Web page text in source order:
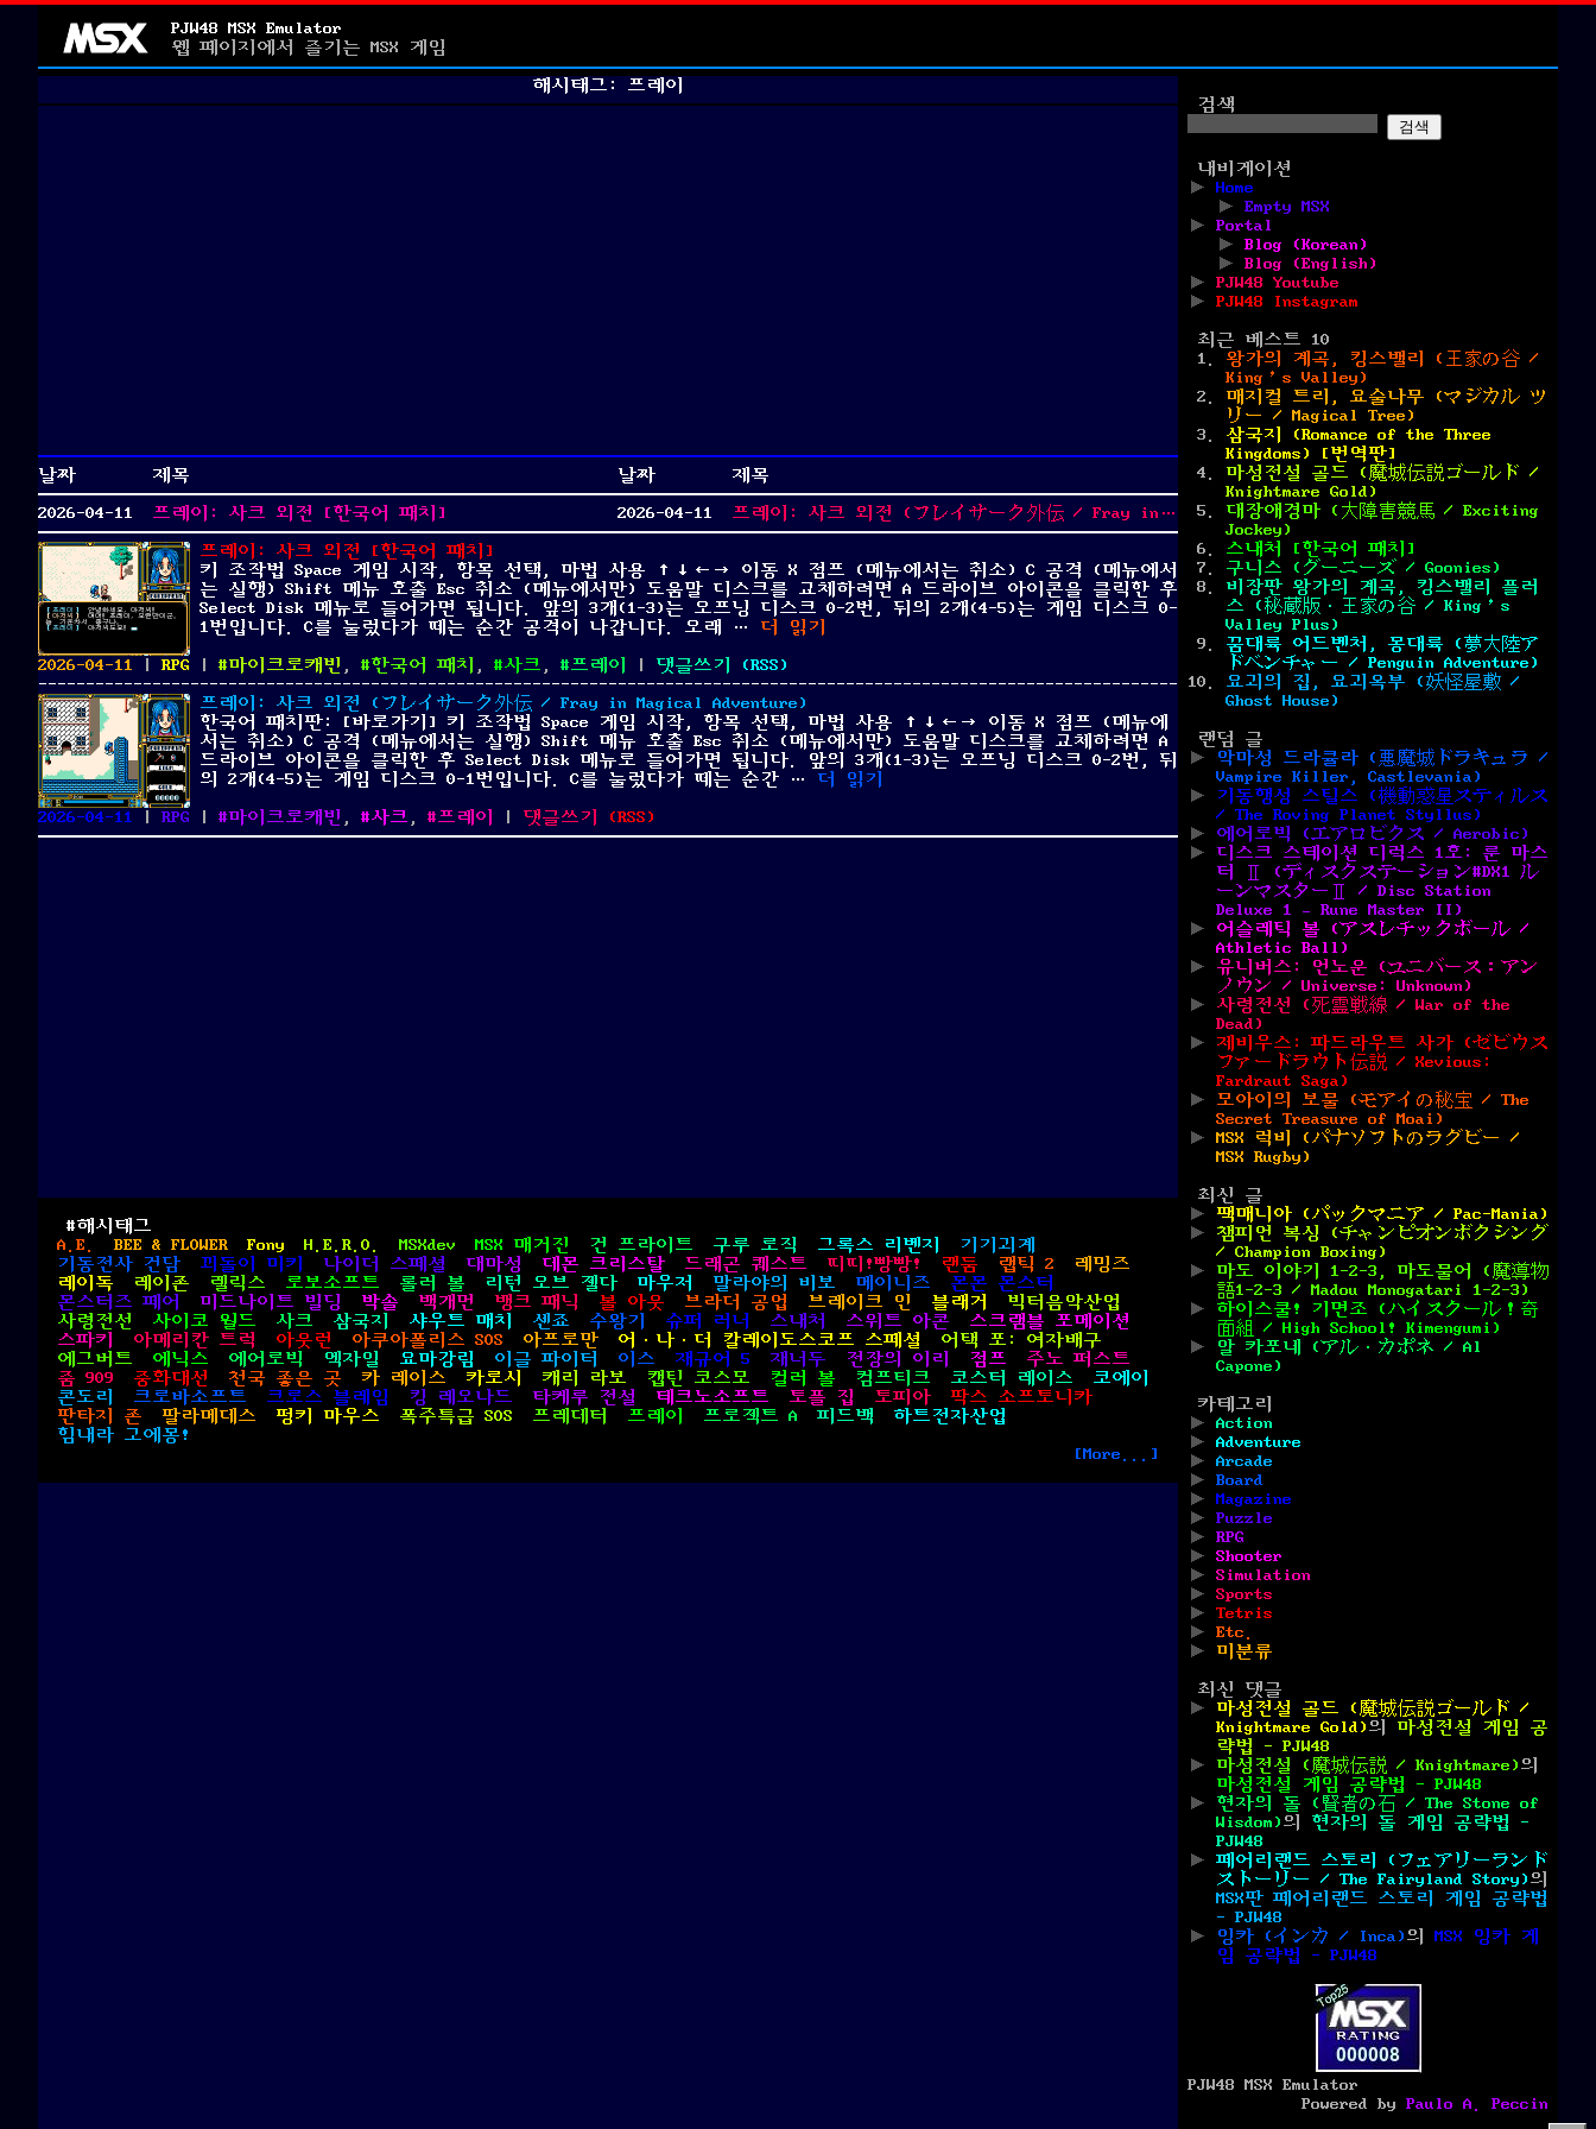
PJW48 MSX Emulator
웹 페이지에서 즐기는 MSX 게임
해시태그: 프레이
날짜 제목 날짜
제목
2026-04-11
프레이: 사크 외전 [한국어 패치] 2026-04-11
프레이: 사크 외전 (フレイサーク外伝 / Fray in Magical Adventure)
프레이: 사크 외전 [한국어 패치]
키 조작법 Space 게임 시작, 항목 선택, 마법 사용 ↑↓←→ 이동 X 점프 (메뉴에서는 취소) C 공격 (메뉴에서
는 실행) Shift 메뉴 호출 Esc 취소 (메뉴에서만) 도움말 디스크를 교체하려면 A 드라이브 아이콘을 클릭한 후
Select Disk 메뉴로 들어가면 됩니다. 앞의 3개(1-3)는 오프닝 디스크 0-2번, 뒤의 2개(4-5)는 게임 디스크 0-
1번입니다. C를 눌렀다가 떼는 순간 공격이 나갑니다. 오래 … “프레이: 사크 외전 [한국어 패치]”
더 읽기
Posted
on
2026-04-11 Categories
RPG Tags
마이크로캐빈 , 한국어 패치 , 사크 , 프레이 댓글쓰기
on
프
레
이:
사
크
외
국
(RSS)
프레이: 사크 외전 (フレイサーク外伝 / Fray in Magical Adventure)
한국어 패치판: [바로가기] 키 조작법 Space 게임 시작, 항목 선택, 마법 사용 ↑↓←→ 이동 X 점프 (메뉴에
서는 취소) C 공격 (메뉴에서는 실행) Shift 메뉴 호출 Esc 취소 (메뉴에서만) 도움말 디스크를 교체하려면 A
드라이브 아이콘을 클릭한 후 Select Disk 메뉴로 들어가면 됩니다. 앞의 3개(1-3)는 오프닝 디스크 0-2번, 뒤
의 2개(4-5)는 게임 디스크 0-1번입니다. C를 눌렀다가 떼는 순간 … “프레이: 사크 외전 (フレイサーク外伝 / Fray in Magical Adventure)”
더 읽기
Posted
on
2026-04-11 Categories
RPG Tags
마이크로캐빈 , 사크 , 프레이 댓글쓰기
on
프
Adventure)
(RSS)
#해시태그
A.E.
BEE & FLOWER Fony H.E.R.O. MSXdev MSX 매거진 건 프라이트 구루 로직 그록스 리벤지
기기괴계
기동전사 건담
꾀돌이 미키 나이더 스페셜 대마성 데몬 크리스탈 드래곤 퀘스트 띠띠!빵빵! 랜둠 랩틱 2
레밍즈
레이독
레이존 렐릭스 로보소프트 롤러 볼 리턴 오브 젤다 마우저 말라야의 비보 메이니즈
몬몬 몬스터
몬스터즈 페어
미드나이트 빌딩 박솔 백개먼 뱅크 패닉 볼 아웃 브라더 공업 브레이크 인 블래거
빅터음악산업
사령전선
사이코 월드 사크 삼국지 샤우트 매치 센죠 수왕기 슈퍼 러너 스내처 스위트 아콘
스크램블 포메이션
스파키
아메리칸 트럭 아웃런 아쿠아폴리스 SOS 아프로만 어·나·더 칼레이도스코프 스페셜
어택 포: 여자배구
에그버트
에닉스 에어로빅 엑자일 요마강림 이글 파이터 이스 재규어 5 재너두 전장의 이리 점프
주노 퍼스트
줌 909
중화대선 천국 좋은 곳 카 레이스 카로시 캐리 라보 캡틴 코스모 컬러 볼 컴프티크 코스터 레이스
코에이
콘도리
크로바소프트 크로스 블레임 킹 레오나드 타케루 전설 테크노소프트 토플 집 토피아
팍스 소프토니카
판타지 존
팔라메데스 펑키 마우스 폭주특급 SOS 프레데터 프레이 프로젝트 A 피드백
하트전자산업
힘내라 고에몽!
[More...]
검색
검색
내비게이션
Home
Empty MSX
Portal
Blog (Korean)
Blog (English)
PJW48 Youtube
PJW48 Instagram
최근 베스트 10
왕가의 계곡, 킹스밸리 (王家の谷 /
King’s Valley)
매지컬 트리, 요술나무 (マジカル ツ
リー / Magical Tree)
삼국지 (Romance of the Three
Kingdoms) [번역판]
마성전설 골드 (魔城伝説ゴールド /
Knightmare Gold)
대장애경마 (大障害競馬 / Exciting
Jockey)
스내처 [한국어 패치]
구니스 (グーニーズ / Goonies)
비장판 왕가의 계곡, 킹스밸리 플러
스 (秘蔵版・王家の谷 / King’s
Valley Plus)
꿈대륙 어드벤처, 몽대륙 (夢大陸ア
ドベンチャー / Penguin Adventure)
요괴의 집, 요괴옥부 (妖怪屋敷 /
Ghost House)
랜덤 글
악마성 드라큘라 (悪魔城ドラキュラ /
Vampire Killer, Castlevania)
기동행성 스틸스 (機動惑星スティルス
/ The Roving Planet Styllus)
에어로빅 (エアロビクス / Aerobic)
디스크 스테이션 디럭스 1호: 룬 마스
터 Ⅱ (ディスクステーション#DX1 ル
ーンマスターⅡ / Disc Station
Deluxe 1 – Rune Master II)
어슬레틱 볼 (アスレチックボール /
Athletic Ball)
유니버스: 언노운 (ユニバース：アン
ノウン / Universe: Unknown)
사령전선 (死霊戦線 / War of the
Dead)
제비우스: 파드라우트 사가 (ゼビウス
ファードラウト伝説 / Xevious:
Fardraut Saga)
모아이의 보물 (モアイの秘宝 / The
Secret Treasure of Moai)
MSX 럭비 (パナソフトのラグビー /
MSX Rugby)
최신 글
팩매니아 (パックマニア / Pac-Mania)
챔피언 복싱 (チャンピオンボクシング
/ Champion Boxing)
마도 이야기 1-2-3, 마도물어 (魔導物
語1-2-3 / Madou Monogatari 1-2-3)
하이스쿨! 기면조 (ハイスクール！奇
面組 / High School! Kimengumi)
알 카포네 (アル・カポネ / Al
Capone)
카테고리
Action
Adventure
Arcade
Board
Magazine
Puzzle
RPG
Shooter
Simulation
Sports
Tetris
Etc.
미분류
최신 댓글
마성전설 골드 (魔城伝説ゴールド /
Knightmare Gold)의 마성전설 게임 공
략법 - PJW48
마성전설 (魔城伝説 / Knightmare)의
마성전설 게임 공략법 - PJW48
현자의 돌 (賢者の石 / The Stone of
Wisdom)의 현자의 돌 게임 공략법 -
PJW48
페어리랜드 스토리 (フェアリーランド
ストーリー / The Fairyland Story)의
MSX판 페어리랜드 스토리 게임 공략법
- PJW48
잉카 (インカ / Inca)의 MSX 잉카 게
임 공략법 - PJW48
PJW48 MSX Emulator
Powered by Paulo A. Peccin